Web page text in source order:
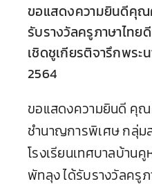
ขอแสดงความยินดีคุณ
รับรางวัลครูภาษาไทย
เชิดชูเกียรติจารึกพระ
2564
ขอแสดงความยินดี คุ
ชำนาญการพิเศษ กลุ่ม
โรงเรียนเทศบาลบ้าน
พัทลุง ได้รับรางวัลครู